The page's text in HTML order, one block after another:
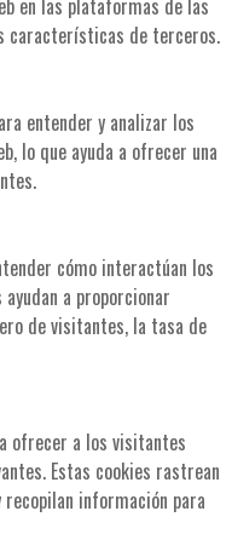
características de terceros.
entender y analizar los
lo que ayuda a ofrecer una
cómo interactúan los
a proporcionar
de visitantes, la tasa de
ofrecer a los visitantes
Estas cookies rastrean
información para